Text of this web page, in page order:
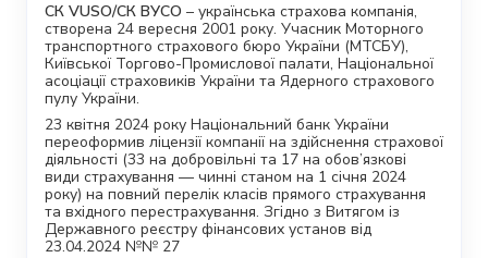
СК VUSO/СК ВУСО – українська страхова компанія,
створена 24 вересня 2001 року. Учасник Моторного
транспортного страхового бюро України (МТСБУ),
Київської Торгово-Промислової палати, Національної
асоціації страховиків України та Ядерного страхового
пулу України.
23 квітня 2024 року Національний банк України
переоформив ліцензії компанії на здійснення страхової
діяльності (33 на добровільні та 17 на обов’язкові
види страхування — чинні станом на 1 січня 2024
року) на повний перелік класів прямого страхування
та вхідного перестрахування. Згідно з Витягом із
Державного реєстру фінансових установ від
23.04.2024 №№ 27